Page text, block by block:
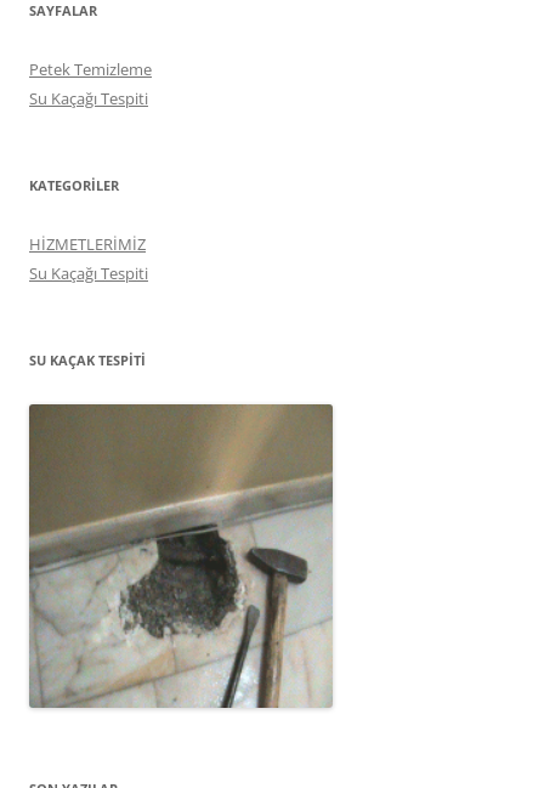
SAYFALAR
Petek Temizleme
Su Kaçağı Tespiti
KATEGORILER
HİZMETLERİMİZ
Su Kaçağı Tespiti
SU KAÇAK TESPITI